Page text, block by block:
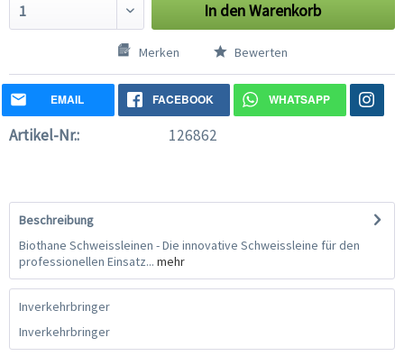
In denWarenkorb
Merken Bewerten
EMAIL FACEBOOK WHATSAPP
Artikel-Nr.: 126862
Beschreibung
Biothane Schweissleinen - Die innovative Schweissleine für den
professionellen Einsatz... mehr
Inverkehrbringer
Inverkehrbringer